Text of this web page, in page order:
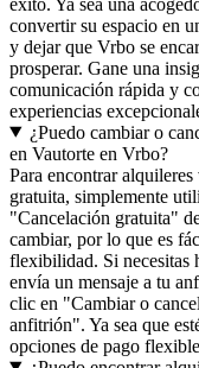
convertir su espacio en
y dejar que Vrbo se
prosperar. Gane una
comunicación rápida y
experiencias
¿Puedo cambiar o
en Vautorte en Vrbo?
Para encontrar
gratuita, simplemente
"Cancelación gratuita"
cambiar, por lo que es
flexibilidad. Si necesitas
envía un mensaje a tu
clic en "Cambiar o
anfitrión". Ya sea que
opciones de pago